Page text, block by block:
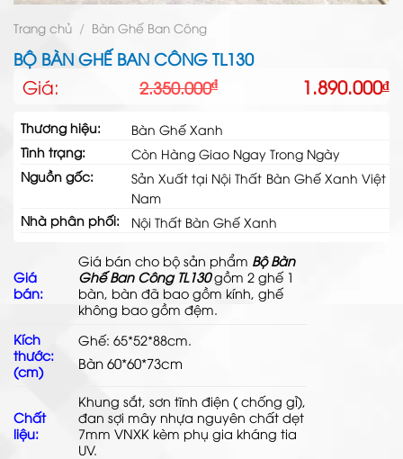
Trang chủ / Bàn Ghế Ban Công
BỘ BÀN GHẾ BAN CÔNG TL130
Giá: 2.350.000₫
Giá
gốc
là:
2.350.000₫.
1.890.000₫
Giá
hiện
tại
là:
1.890.000₫.
Thương hiệu:
Bàn Ghế Xanh
Tình trạng:
Còn Hàng Giao Ngay Trong Ngày
Nguồn gốc:
Sản Xuất tại Nội Thất Bàn Ghế Xanh Việt
Nam
Nhà phân phối:
Nội Thất Bàn Ghế Xanh
Giá
bán:
Giá bán cho bộ sản phẩm Bộ Bàn
Ghế Ban Công TL130gồm 2 ghế 1
bàn, bàn đã bao gồm kính, ghế
không bao gồm đệm.
Kích
thước:
(cm)
Ghế: 65*52*88cm.
Bàn 60*60*73cm
Chất
liệu:
Khung sắt, sơn tĩnh điện ( chống gỉ),
đansợi mây nhựa nguyên chất dẹt
7mm VNXK kèm phụ gia kháng tia
UV.